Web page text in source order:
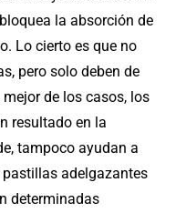
la absorción de
Lo cierto es que no
pero solo deben de
de los casos, los
resultado en la
tampoco ayudan a
adelgazantes
determinadas